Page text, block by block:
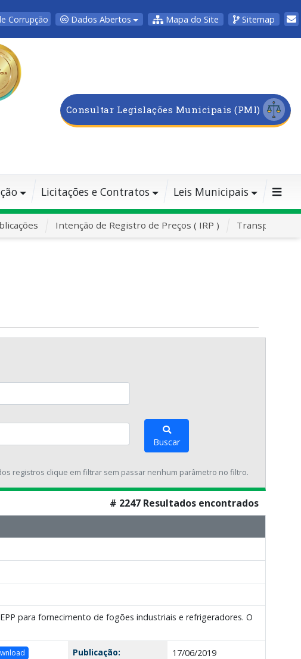
Corrupção Dados Abertos Mapa do Site Sitemap
Consultar Legislações Municipais (PMI)
Licitações e Contratos Leis Municipais
Intenção de Registro de Preços ( IRP ) Transporte
Buscar
registros clique em filtrar sem passar nenhum parâmetro no filtro.
# 2247 Resultados encontrados
para fornecimento de fogões industriais e refrigeradores. O
Publicação: 17/06/2019